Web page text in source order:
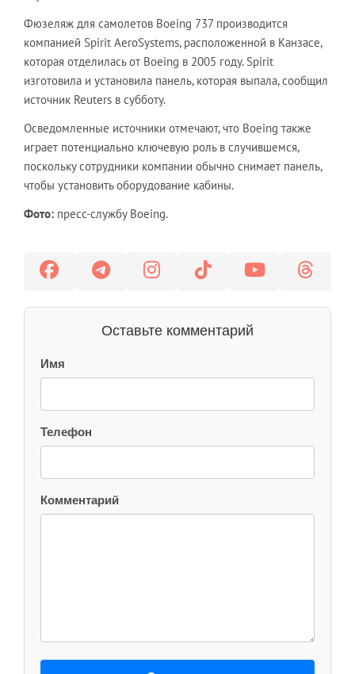
Фюзеляж для самолетов Boeing 737 производится
компанией Spirit AeroSystems, расположенной в Канзасе,
которая отделилась от Boeing в 2005 году. Spirit
изготовила и установила панель, которая выпала, сообщил
источник Reuters в субботу.
Осведомленные источники отмечают, что Boeing также
играет потенциально ключевую роль в случившемся,
поскольку сотрудники компании обычно снимает панель,
чтобы установить оборудование кабины.
Фото: пресс-службу Boeing.
Оставьте комментарий
Имя
Телефон
Комментарий